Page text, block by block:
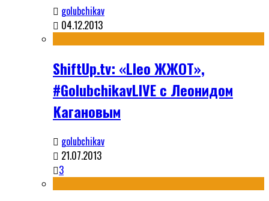
golubchikav
04.12.2013
ShiftUp.tv: «Lleo ЖЖОТ»,
#GolubchikavLIVE с Леонидом
Кагановым
golubchikav
21.07.2013
3